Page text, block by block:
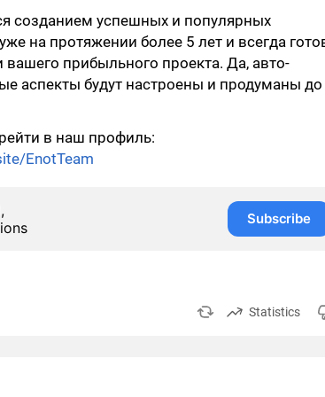
созданием успешных и популярных
на протяжении более 5 лет и всегда
прибыльного проекта. Да, авто-
аспекты будут настроены и продуманы до
в наш профиль:
EnotTeam
Subscribe
Statistics